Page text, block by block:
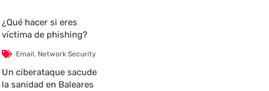
¿Qué hacer si eres
víctima de phishing?
Email, Network Security
Un ciberataque sacude
la sanidad en Baleares